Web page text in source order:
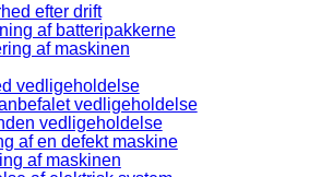
efter drift
af batteripakkerne
af maskinen
vedligeholdelse
vedligeholdelse
vedligeholdelse
af en defekt maskine
af maskinen